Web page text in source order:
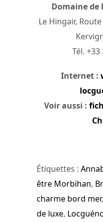
Domaine de
Le Hingair,
Tél. +33
Internet :
Voir aussi :
Étiquettes :
être Morbihan,
charme bord mer,
de luxe,